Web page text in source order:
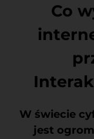
Co
W świecie
jest